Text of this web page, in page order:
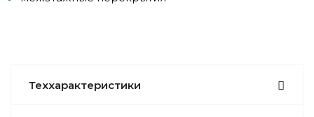
Теххарактеристики